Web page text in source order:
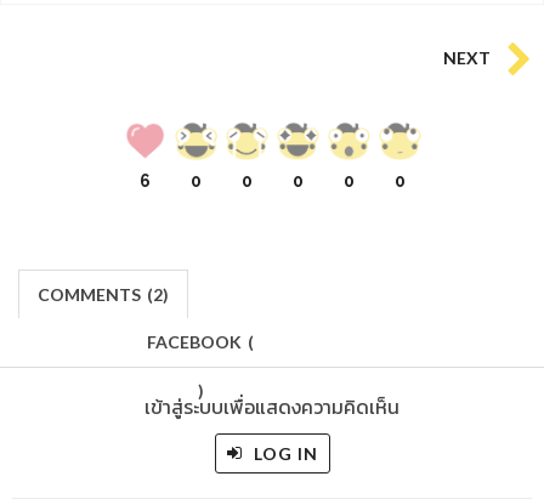
NEXT
6 0 0 0 0 0
COMMENTS (2)
FACEBOOK (
)
เข้าสู่ระบบเพื่อแสดงความคิดเห็น
LOG IN